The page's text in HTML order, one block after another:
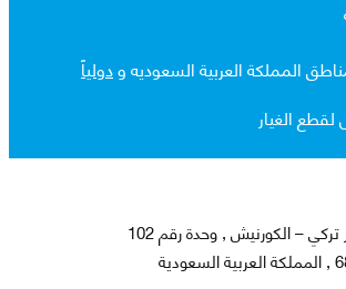
المملكة العربية السعوديه ودولياً
الغيار